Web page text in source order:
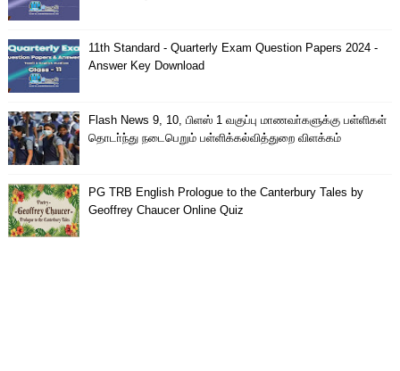
11th Standard - Quarterly Exam Question Papers 2024 -
Answer Key Download
Flash News 9, 10, பிளஸ் 1 வகுப்பு மாணவா்களுக்கு பள்ளிகள்
தொடா்ந்து நடைபெறும் பள்ளிக்கல்வித்துறை விளக்கம்
PG TRB English Prologue to the Canterbury Tales by
Geoffrey Chaucer Online Quiz